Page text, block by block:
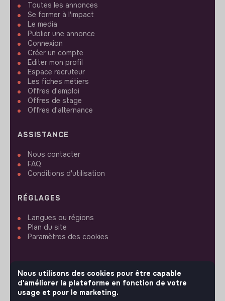
Toutes les annonces
Se former à l'impact
Le media
Publier une annonce
Connexion
Créer un compte
Editer mon profil
Espace recruteur
Les fiches métiers
Offres d'emploi
Offres de stage
Offres d'alternance
ASSISTANCE
Nous contacter
FAQ
Conditions d'utilisation
RÉGLAGES
Langues ou régions
Plan du site
Paramètres des cookies
SUIVEZ-NOUS
Nous utilisons des cookies pour être capable
d'améliorer la plateforme en fonction de votre
usage et pour le marketing.